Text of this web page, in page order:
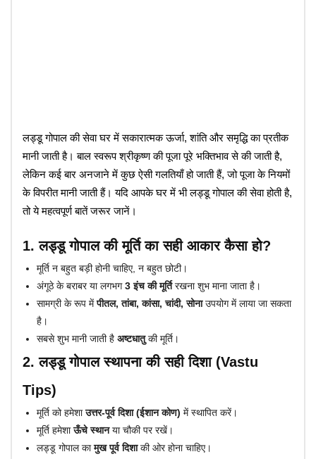
लड्डू गोपाल की सेवा घर में सकारात्मक ऊर्जा, शांति और समृद्धि का प्रतीक
मानी जाती है। बाल स्वरूप श्रीकृष्ण की पूजा पूरे भक्तिभाव से की जाती है,
लेकिन कई बार अनजाने में कुछ ऐसी गलतियाँ हो जाती हैं, जो पूजा के नियमों
के विपरीत मानी जाती हैं। यदि आपके घर में भी लड्डू गोपाल की सेवा होती है,
तो ये महत्वपूर्ण बातें जरूर जानें।
1. लड्डू गोपाल की मूर्ति का सही आकार कैसा हो?
मूर्ति न बहुत बड़ी होनी चाहिए, न बहुत छोटी।
अंगूठे के बराबरया लगभग3 इंच की मूर्तिरखना शुभ माना जाता है।
सामग्री के रूप मेंपीतल, तांबा, कांसा, चांदी, सोनाउपयोग में लाया जा सकता
है।
सबसे शुभ मानी जाती है अष्टधातुकी मूर्ति।
2. लड्डू गोपाल स्थापना की सही दिशा (Vastu
Tips)
मूर्ति को हमेशाउत्तर-पूर्व दिशा (ईशान कोण) में स्थापित करें।
मूर्ति हमेशाऊँचे स्थानया चौकी पर रखें।
लड्डू गोपाल कामुख पूर्व दिशाकी ओर होना चाहिए।